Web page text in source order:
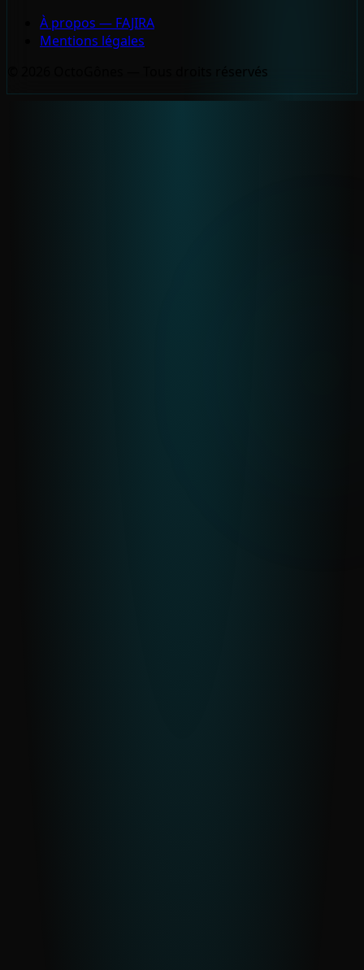
À propos — FAJIRA
Mentions légales
© 2026 OctoGônes — Tous droits réservés